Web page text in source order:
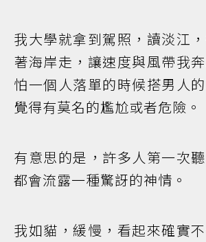
我大學就拿到駕照，讀淡江
著海岸走，讓速度與風帶我
怕一個人落單的時候搭男人
覺得有莫名的尷尬或者危險。
有意思的是，許多人第一次
都會流露一種驚訝的神情。
我如貓，緩慢，看起來確實